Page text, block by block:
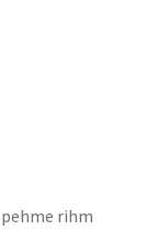
rihm